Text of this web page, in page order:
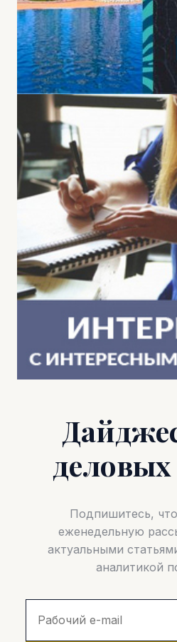
Подпишитесь,
еженедельную
актуальными
аналитикой